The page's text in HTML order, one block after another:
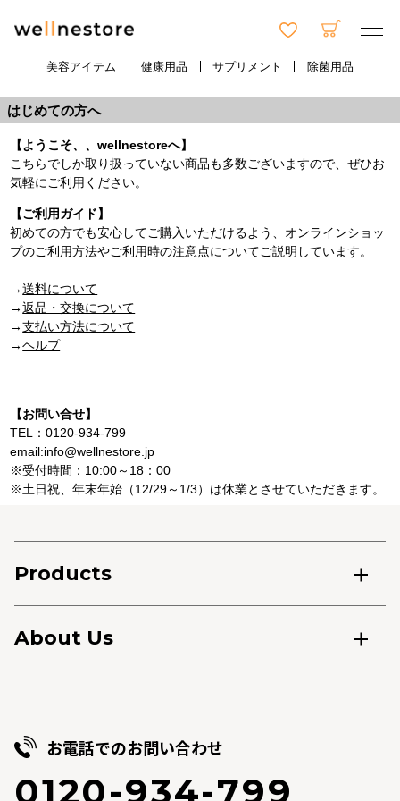
美容アイテム 健康用品 サプリメント 除菌用品
はじめての方へ
【ようこそ、、wellnestoreへ】
こちらでしか取り扱っていない商品も多数ございますので、ぜひお
気軽にご利用ください。
【ご利用ガイド】
初めての方でも安心してご購入いただけるよう、オンラインショッ
プのご利用方法やご利用時の注意点についてご説明しています。
→送料について
→返品・交換について
→支払い方法について
→ヘルプ
【お問い合せ】
TEL：0120-934-799
email:info@wellnestore.jp
※受付時間：10:00～18：00
※土日祝、年末年始（12/29～1/3）は休業とさせていただきます。
Products
About Us
お電話でのお問い合わせ
0120-934-799